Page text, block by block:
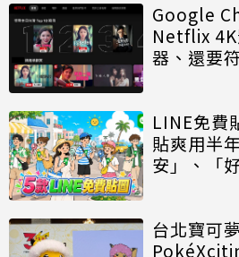
Google
Netflix 4K
器、還要
LINE免費
貼爽用半
安」、「
台北寶可